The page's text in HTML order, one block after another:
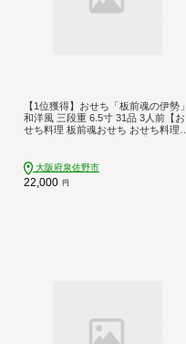
【1位獲得】おせち「板前魂の伊勢」
和洋風 三段重 6.5寸 31品 3人前【お
せち料理 板前魂おせち おせち料理20
大阪府泉佐野市
22,000 円